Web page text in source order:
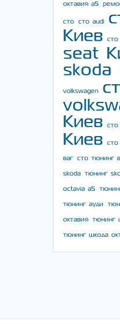
октавия а5
сто сто audi
Киев
сто
seat
skoda
volkswagen
Киев
сто
Киев
сто
ваг сто тюнинг
skoda тюнинг
octavia a5
тюнинг ауди
октавия тюнинг
тюнинг шкода